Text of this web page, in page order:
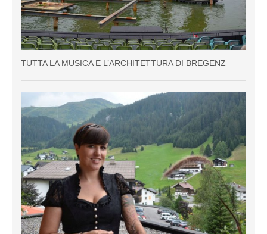
TUTTA LA MUSICA E L’ARCHITETTURA DI BREGENZ